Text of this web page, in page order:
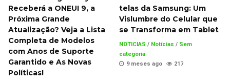
Receberá a ONEUI 9, a
Próxima Grande
Atualização? Veja a Lista
Completa de Modelos
com Anos de Suporte
Garantido e As Novas
Políticas!
telas da Samsung: Um
Vislumbre do Celular que
se Transforma em Tablet
NOTICIAS / Notícias / Sem
categoria
9 meses ago
217